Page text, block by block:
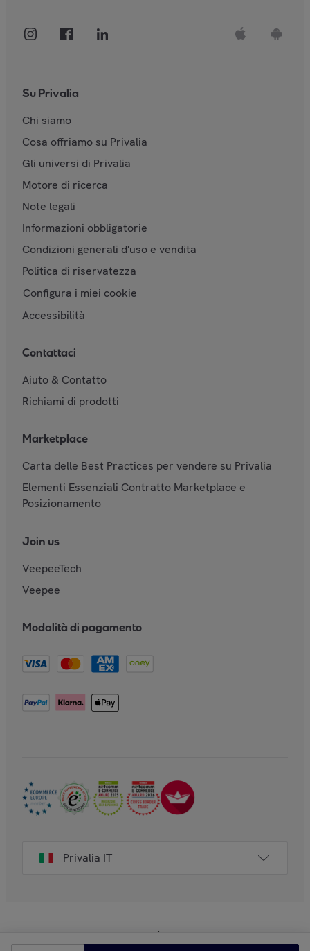
Su Privalia
Chi siamo
Cosa offriamo su Privalia
Gli universi di Privalia
Motore di ricerca
Note legali
Informazioni obbligatorie
Condizioni generali d'uso e vendita
Politica di riservatezza
Configura i miei cookie
Accessibilità
Contattaci
Aiuto & Contatto
Richiami di prodotti
Marketplace
Carta delle Best Practices per vendere su Privalia
Elementi Essenziali Contratto Marketplace e
Posizionamento
Join us
VeepeeTech
Veepee
Modalità di pagamento
Privalia IT